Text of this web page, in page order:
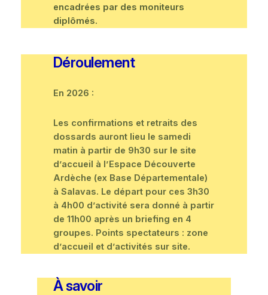
encadrées par des moniteurs
diplômés.
Déroulement
En 2026 :
Les confirmations et retraits des
dossards auront lieu le samedi
matin à partir de 9h30 sur le site
d’accueil à l’Espace Découverte
Ardèche (ex Base Départementale)
à Salavas. Le départ pour ces 3h30
à 4h00 d’activité sera donné à partir
de 11h00 après un briefing en 4
groupes. Points spectateurs : zone
d’accueil et d’activités sur site.
À savoir